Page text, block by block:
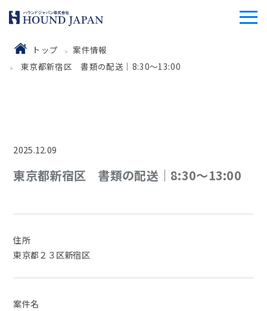
トップ
案件情報
東京都新宿区 書類の配送｜8:30～13:00
2025.12.09
東京都新宿区 書類の配送｜8:30～13:00
住所
東京都２３区新宿区
案件名